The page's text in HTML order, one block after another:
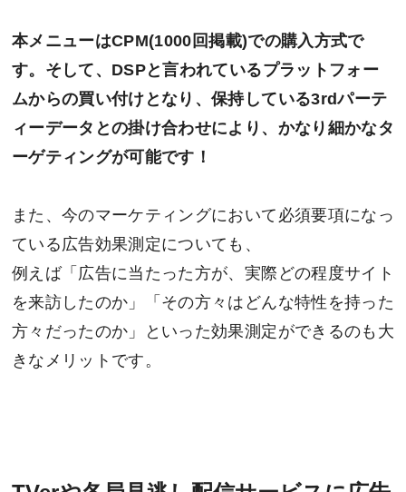
本メニューはCPM(1000回掲載)での購入方式で
す。そして、DSPと言われているプラットフォー
ムからの買い付けとなり、保持している3rdパーテ
ィーデータとの掛け合わせにより、かなり細かなタ
ーゲティングが可能です！
また、今のマーケティングにおいて必須要項になっ
ている広告効果測定についても、
例えば「広告に当たった方が、実際どの程度サイト
を来訪したのか」「その方々はどんな特性を持った
方々だったのか」といった効果測定ができるのも大
きなメリットです。